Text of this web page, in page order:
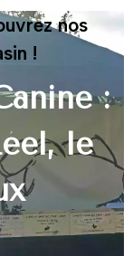
nos
!
:
le